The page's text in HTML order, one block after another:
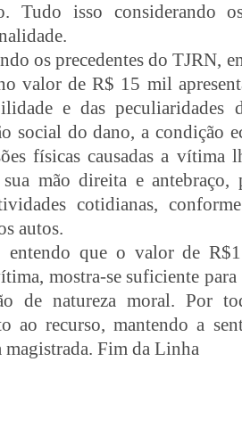
Tudo isso considerando
os precedentes do TJRN,
valor de R$ 15 mil
e das peculiaridades
social do dano, a condição
físicas causadas a vítima
mão direita e antebraço,
cotidianas,
autos.
entendo que o valor de
mostra-se suficiente
de natureza moral. Por
ao recurso, mantendo a
Fim da Linha